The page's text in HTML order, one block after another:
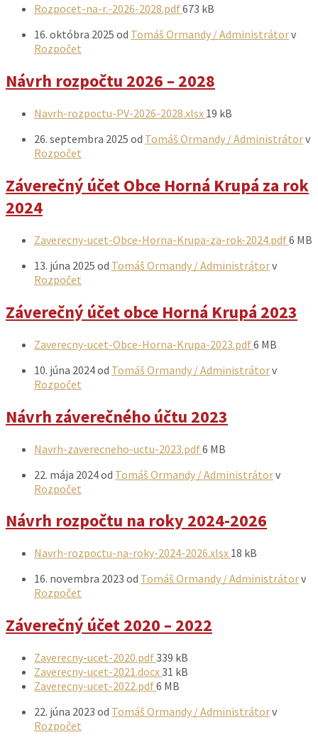
PrílohyRozpocet-na-r.-2026-2028.pdfVeľkosť
673 kB
16. októbra 2025 od Tomáš Ormandy / Administrátorv
Rozpočet
Návrh rozpočtu 2026 – 2028
PrílohyNavrh-rozpoctu-PV-2026-2028.xlsx Veľkosť
19 kB
26. septembra 2025 od Tomáš Ormandy / Administrátorv
Rozpočet
Záverečný účet Obce Horná Krupá za rok
2024
PrílohyZaverecny-ucet-Obce-Horna-Krupa-za-rok-2024.pdf6 MB
13. júna 2025 od Tomáš Ormandy / Administrátorv
Rozpočet
Záverečný účet obce Horná Krupá 2023
PrílohyZaverecny-ucet-Obce-Horna-Krupa-2023.pdfVeľkosť
6 MB
10. júna 2024od Tomáš Ormandy / Administrátorv
Rozpočet
Návrh záverečného účtu 2023
PrílohyNavrh-zaverecneho-uctu-2023.pdfVeľkosť
6 MB
22. mája 2024od Tomáš Ormandy / Administrátorv
Rozpočet
Návrh rozpočtu na roky 2024-2026
PrílohyNavrh-rozpoctu-na-roky-2024-2026.xlsx Veľkosť
18 kB
16. novembra 2023 od Tomáš Ormandy / Administrátorv
Rozpočet
Záverečný účet 2020 – 2022
PrílohyZaverecny-ucet-2020.pdfVeľkosť
súboru:
339 kB
Zaverecny-ucet-2021.docxVeľkosť
súboru:
31 kB
Zaverecny-ucet-2022.pdfVeľkosť
6 MB
22. júna 2023 od Tomáš Ormandy / Administrátorv
Rozpočet